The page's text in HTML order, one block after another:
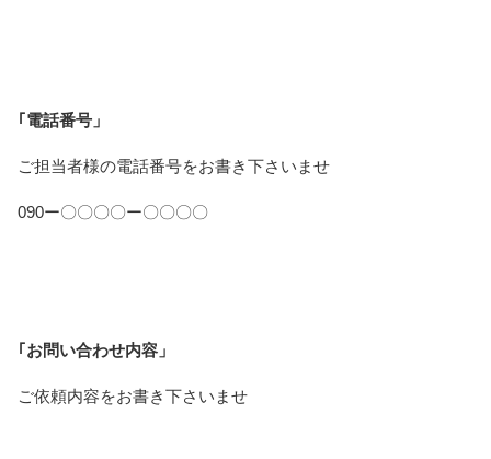
｢電話番号」
ご担当者様の電話番号をお書き下さいませ
090ー〇〇〇〇ー〇〇〇〇
｢お問い合わせ内容」
ご依頼内容をお書き下さいませ